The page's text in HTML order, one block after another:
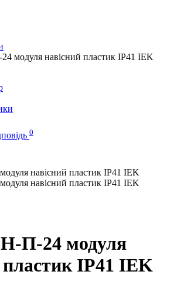
модуля навісний пластик IP41 IEK
0
П-24 модуля
пластик IP41 IEK